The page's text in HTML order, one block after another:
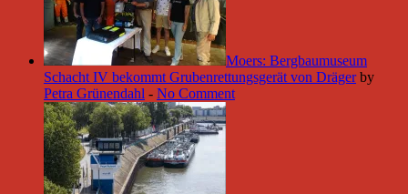
Moers: Bergbaumuseum
Schacht IV bekommt Grubenrettungsgerät von Dräger by
Petra Grünendahl - No Comment